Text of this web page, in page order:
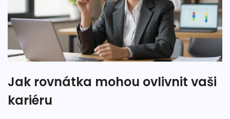
Jak rovnátka mohou ovlivnit vaši
kariéru